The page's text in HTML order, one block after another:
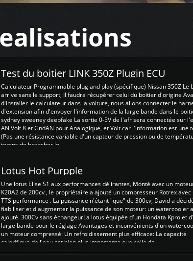
Test du boitier LINK 350Z Plugin ECU
Calculateur Programmable plug and play (spécifique) Nissan 350Z Le
arrive sans le support, Il faudra récupérer celui du boitier d'origine
d'installer le calculateur dans la voiture, nous allons connecter le
d'extension afin d'envoyer l'information de la large bande dans le
sydney sweeney deepfake La sortie 0-5V de l'afr sera connectée sur
AN Volt 8 et GndAN pour Analogique, et Volt car l'information est une
(Pas une résistance variable d'un capteur de pression ou de
temps de brancher le ...
Lotus Hot Purpple
Une lotus Elise S1 aux performances délirantes, Monté avec un
K20A2 de 200cv , le propriétaire a ajouté un compresseur Rotrex avec
TTS performance . La puissance n'étant "que" de 300cv, David a
fiabiliser et d'augmenter la puissance de son moteur: un watercooler
ajouté. 300Cv sans échangeurLa lotus équipée d'un Hondata Kpro et
large bande pour le réglage Avantages et inconvénients d'un
un moteur compressé: Un refroidissement plus efficace: La capacité
calorifique de l'eau est bien plus importante que celle de ...